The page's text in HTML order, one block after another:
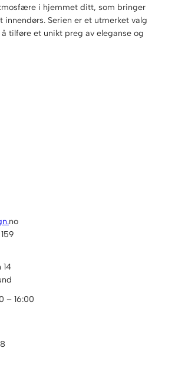
i hjemmet ditt, som bringer
innendørs. Serien er et utmerket valg
tilføre et unikt preg av eleganse og
no
14
– 16:00